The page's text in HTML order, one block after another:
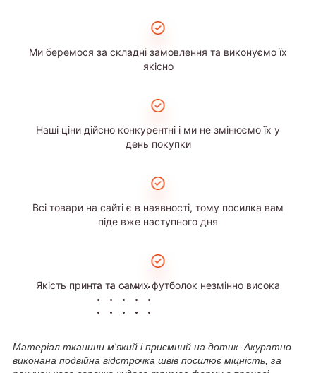
Ми беремося за складні замовлення та виконуємо їх
якісно
Наші ціни дійсно конкурентні і ми не змінюємо їх у
день покупки
Всі товари на сайті є в наявності, тому посилка вам
піде вже наступного дня
Якість принта та самих футболок незмінно висока
Матеріал тканини м'який і приємний на дотик. Акуратно
виконана подвійна відстрочка швів посилює міцність, за